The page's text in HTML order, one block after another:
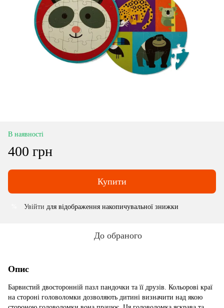
В наявності
400 грн
Купити
Увійти для відображення накопичувальної знижки
До обраного
Опис
Барвистий двосторонній пазл пандочки та її друзів. Кольорові краї
на стороні головоломки дозволяють дитині визначити над якою